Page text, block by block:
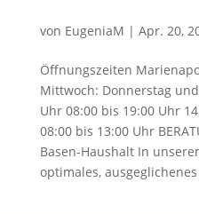
von EugeniaM | Apr. 20,
Öffnungszeiten
Mittwoch: Donnerstag
Uhr 08:00 bis 19:00 Uhr
08:00 bis 13:00 Uhr
Basen-Haushalt In
optimales,